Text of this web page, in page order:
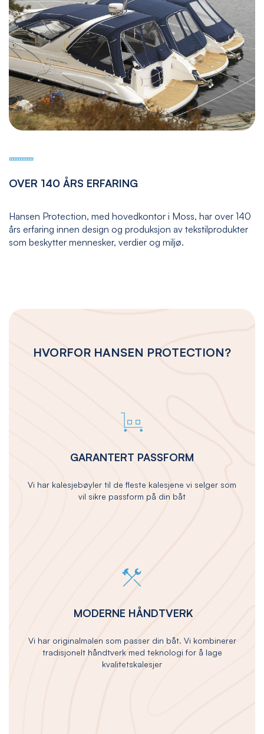
OVER 140 ÅRS ERFARING
Hansen Protection, med hovedkontor i Moss, har over 140
års erfaring innen design og produksjon av tekstilprodukter
som beskytter mennesker, verdier og miljø.
HVORFOR HANSEN PROTECTION?
GARANTERT PASSFORM
Vi har kalesjebøyler til de fleste kalesjene vi selger som
vil sikre passform på din båt
MODERNE HÅNDTVERK
Vi har originalmalen som passer din båt. Vi kombinerer
tradisjonelt håndtverk med teknologi for å lage
kvalitetskalesjer